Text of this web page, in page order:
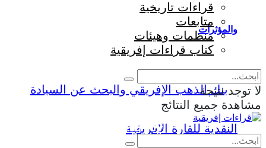
والمؤثرات
قراءات تاريخية
متابعات
منظمات وهيئات
كتاب قراءات إفريقية
لا توجد نتيجة
مشاهدة جميع النتائج
Eng Fr